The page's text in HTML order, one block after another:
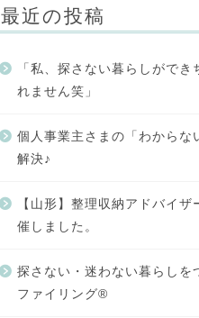
最近の投稿
「私、探さない暮らしができ
れません笑」
個人事業主さまの「わからな
解決♪
【山形】整理収納アドバイザ
催しました。
探さない・迷わない暮らしを
ファイリング®